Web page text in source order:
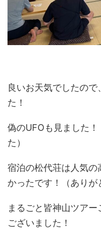
良いお天気でしたの
た！
偽のUFOも見ました
た）
宿泊の松代荘は人気の
かったです！（ありが
まるごと皆神山ツア
ございました！